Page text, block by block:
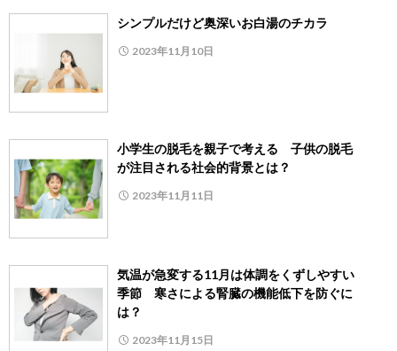
シンプルだけど奥深いお白湯のチカラ
2023年11月10日
小学生の脱毛を親子で考える 子供の脱毛
が注目される社会的背景とは？
2023年11月11日
気温が急変する11月は体調をくずしやすい
季節 寒さによる腎臓の機能低下を防ぐに
は？
2023年11月15日